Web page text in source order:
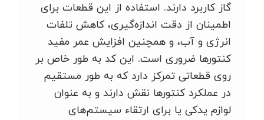
گاز کاربرد دارند. استفاده از این قطعات برای
اطمینان از دقت اندازه‌گیری، کاهش تلفات
انرژی و آب، و همچنین افزایش عمر مفید
کنتورها ضروری است. این کد به طور خاص بر
روی قطعاتی تمرکز دارد که به طور مستقیم
در عملکرد کنتورها نقش دارند و به عنوان
لوازم یدکی یا برای ارتقاء سیستم‌های